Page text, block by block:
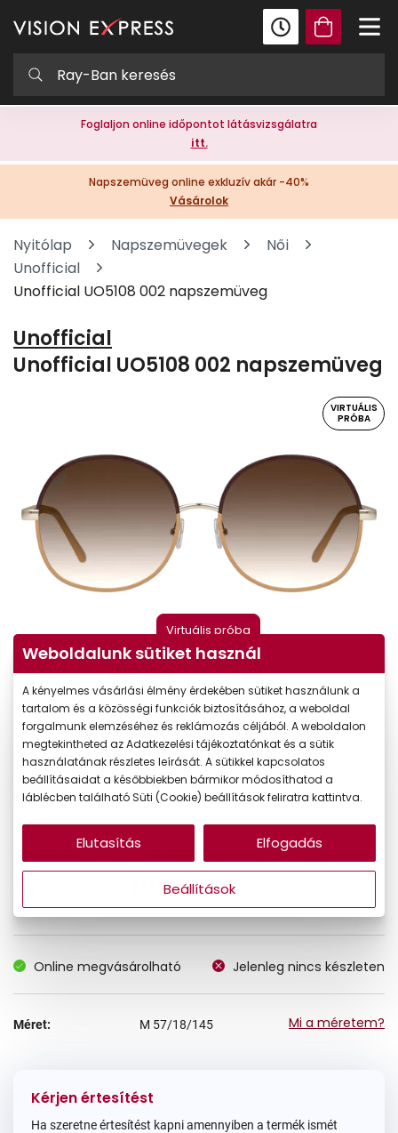
Foglaljon online időpontot látásvizsgálatra
itt.
Napszemüveg online exkluzív akár -40%
Vásárolok
Nyitólap Napszemüvegek
Női
Unofficial
Unofficial UO5108 002 napszemüveg
Unofficial
Unofficial UO5108 002 napszemüveg
VIRTUÁLIS
PRÓBA
Virtuális próba
-40%
10.554 Ft
Online megvásárolható Jelenleg nincs készleten
Méret: M 57/18/145 Mi a méretem?
Kérjen értesítést
Ha szeretne értesítést kapni amennyiben a termék ismét
Weboldalunk sütiket használ
A kényelmes vásárlási élmény érdekében sütiket használunk a
tartalom és a közösségi funkciók biztosításához, a weboldal
forgalmunk elemzéséhez és reklámozás céljából. A weboldalon
megtekintheted az Adatkezelési tájékoztatónkat és a sütik
használatának részletes leírását. A sütikkel kapcsolatos
beállításaidat a későbbiekben bármikor módosíthatod a
láblécben található Süti (Cookie) beállítások feliratra kattintva.
Beállítások
Elutasítás Elfogadás